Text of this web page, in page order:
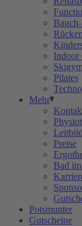
Indoor
Pilates
Mehr
Preise
Bad
Potsmunter
Gutscheine